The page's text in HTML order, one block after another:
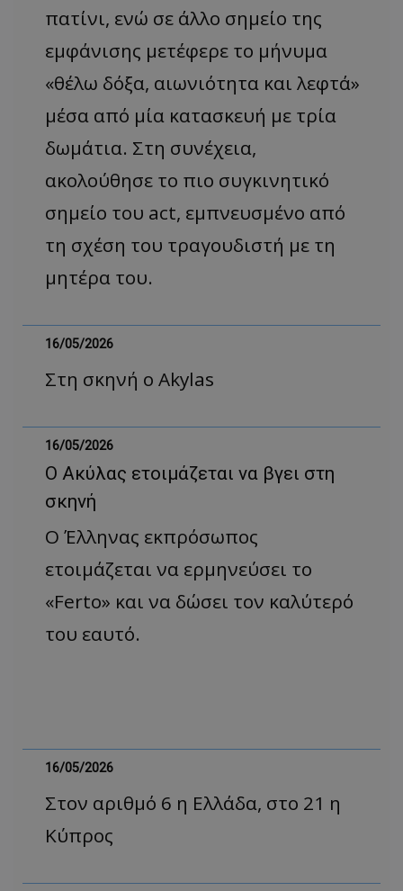
πατίνι, ενώ σε άλλο σημείο της
εμφάνισης μετέφερε το μήνυμα
«θέλω δόξα, αιωνιότητα και λεφτά»
μέσα από μία κατασκευή με τρία
δωμάτια. Στη συνέχεια,
ακολούθησε το πιο συγκινητικό
σημείο του act, εμπνευσμένο από
τη σχέση του τραγουδιστή με τη
μητέρα του.
16/05/2026
Στη σκηνή ο Akylas
16/05/2026
Ο Ακύλας ετοιμάζεται να βγει στη
σκηνή
Ο Έλληνας εκπρόσωπος
ετοιμάζεται να ερμηνεύσει το
«Ferto» και να δώσει τον καλύτερό
του εαυτό.
16/05/2026
Στον αριθμό 6 η Ελλάδα, στο 21 η
Κύπρος